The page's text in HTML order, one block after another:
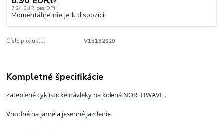
/ks
7,24 EUR bez DPH
Momentálne nie je k dispozícii
Číslo produktu: V15132029
Kompletné špecifikácie
Zateplené cyklistické návleky na kolená NORTHWAVE .
Vhodné na jarné a jesenné jazdenie.